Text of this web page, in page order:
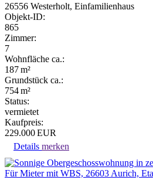
26556 Westerholt, Einfamilienhaus
Objekt-ID:
865
Zimmer:
7
Wohnfläche ca.:
187 m²
Grund­stück ca.:
754 m²
Status:
vermietet
Kaufpreis:
229.000 EUR
Details merken